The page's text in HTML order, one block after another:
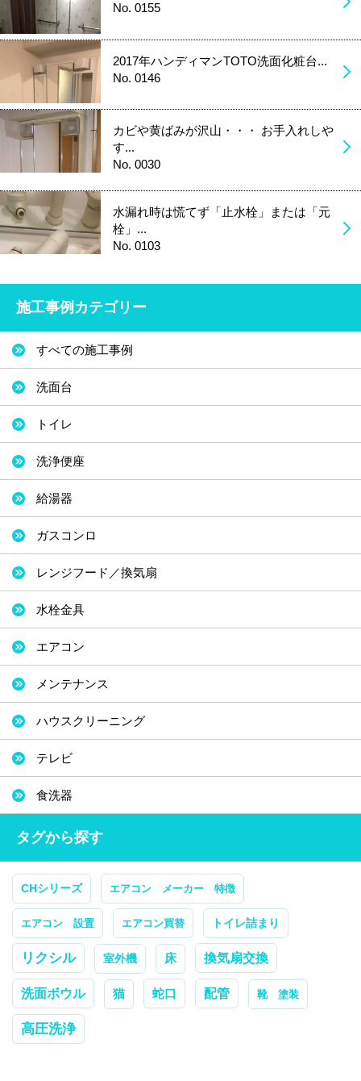
No. 0155
2017年ハンディマンTOTO洗面化粧台...
No. 0146
カビや黄ばみが沢山・・・ お手入れしや
す...
No. 0030
水漏れ時は慌てず「止水栓」または「元
栓」...
No. 0103
施工事例カテゴリー
すべての施工事例
洗面台
トイレ
洗浄便座
給湯器
ガスコンロ
レンジフード／換気扇
水栓金具
エアコン
メンテナンス
ハウスクリーニング
テレビ
食洗器
タグから探す
CHシリーズ エアコン メーカー 特徴
エアコン 設置 エアコン買替 トイレ詰まり
リクシル 室外機 床 換気扇交換
洗面ボウル 猫 蛇口 配管 靴 塗装
高圧洗浄